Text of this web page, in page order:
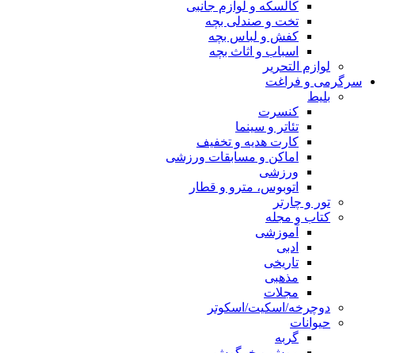
کالسکه و لوازم جانبی
تخت و صندلی بچه
کفش و لباس بچه
اسباب و اثاث بچه
لوازم التحریر
سرگرمی و فراغت
بلیط
کنسرت
تئاتر و سینما
کارت هدیه و تخفیف
اماکن و مسابقات ورزشی
ورزشی
اتوبوس، مترو و قطار
تور و چارتر
کتاب و مجله
آموزشی
ادبی
تاریخی
مذهبی
مجلات
دوچرخه/اسکیت/اسکوتر
حیوانات
گربه